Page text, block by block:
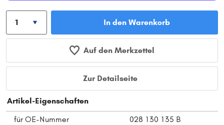
In den Warenkorb
Auf den Merkzettel
Zur Detailseite
Artikel-Eigenschaften
für OE-Nummer
028 130 135 B